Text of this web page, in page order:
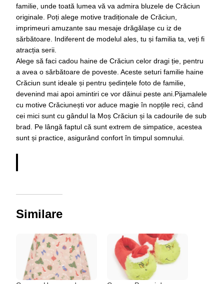
familie, unde toată lumea vă va admira bluzele de Crăciun
originale. Poți alege motive tradiționale de Crăciun,
imprimeuri amuzante sau mesaje drăgălașe cu iz de
sărbătoare. Indiferent de modelul ales, tu și familia ta, veți fi
atracția serii.
Alege să faci cadou haine de Crăciun celor dragi ție, pentru
a avea o sărbătoare de poveste. Aceste seturi familie haine
Crăciun sunt ideale și pentru ședințele foto de familie,
devenind mai apoi amintiri ce vor dăinui peste ani.Pijamalele
cu motive Crăciunești vor aduce magie în nopțile reci, când
cei mici sunt cu gândul la Moș Crăciun și la cadourile de sub
brad. Pe lângă faptul că sunt extrem de simpatice, acestea
sunt și practice, asigurând confort în timpul somnului.
Similare